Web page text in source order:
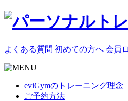
よくある質問 初めての方へ 会員
eviGymのトレーニング理念
ご予約方法